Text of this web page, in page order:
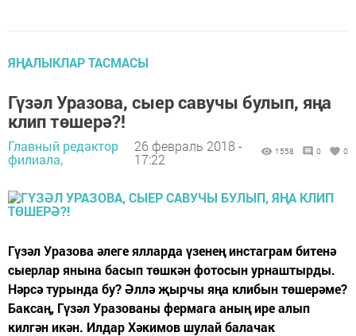
ЯҢАЛЫКЛАР ТАСМАСЫ
Гүзәл Уразова, сыер савучы булып, яңа
клип төшерә?!
Главный редактор
филиала,
26 февраль 2018 -
17:22
1558 0 0
Гүзәл Уразова әлеге ялларда үзенең инстаграм битенә
сыерлар янына басып төшкән фотосын урнаштырды.
Нәрсә турында бу? Әллә җырчы яңа клибын төшерәме?
Баксаң, Гүзәл Уразованы фермага аның ире алып
килгән икән. Илдар Хәкимов шулай балачак